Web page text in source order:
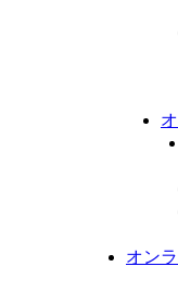
オン